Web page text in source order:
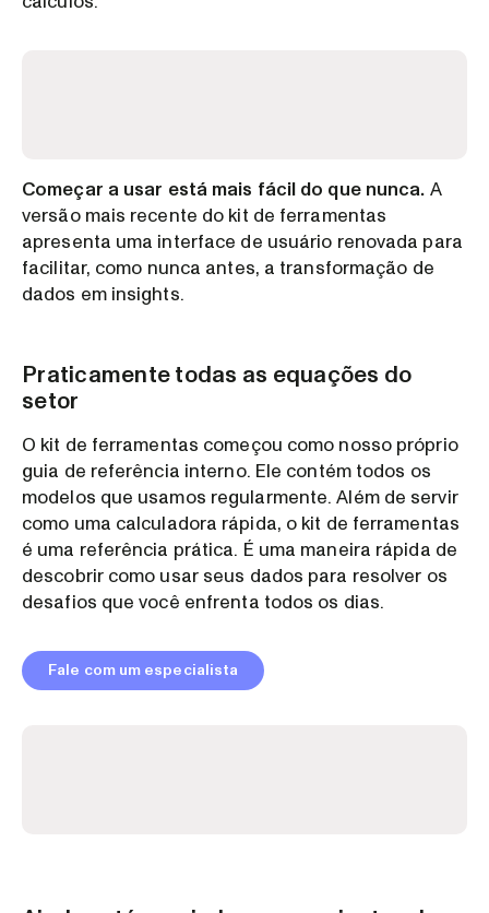
Começar a usar está mais fácil do que nunca. A
versão mais recente do kit de ferramentas
apresenta uma interface de usuário renovada para
facilitar, como nunca antes, a transformação de
dados em insights.
Praticamente todas as equações do
setor
O kit de ferramentas começou como nosso próprio
guia de referência interno. Ele contém todos os
modelos que usamos regularmente. Além de servir
como uma calculadora rápida, o kit de ferramentas
é uma referência prática. É uma maneira rápida de
descobrir como usar seus dados para resolver os
desafios que você enfrenta todos os dias.
Fale com um especialista